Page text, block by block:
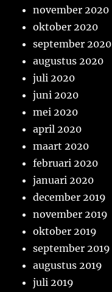
november 2020
oktober 2020
september 2020
augustus 2020
juli 2020
juni 2020
mei 2020
april 2020
maart 2020
februari 2020
januari 2020
december 2019
november 2019
oktober 2019
september 2019
augustus 2019
juli 2019